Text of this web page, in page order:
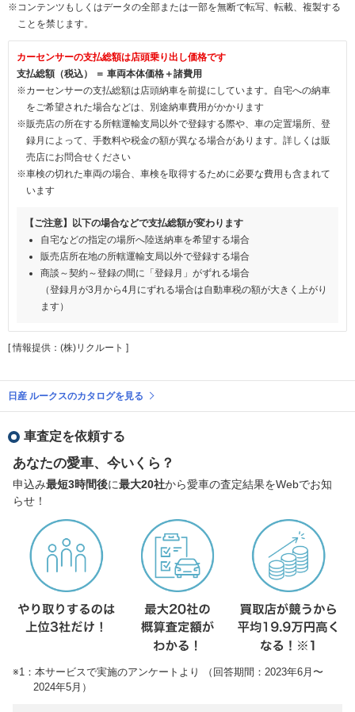
※コンテンツもしくはデータの全部または一部を無断で転写、転載、複製する
ことを禁じます。
カーセンサーの支払総額は店頭乗り出し価格です
支払総額（税込） ＝ 車両本体価格＋諸費用
※カーセンサーの支払総額は店頭納車を前提にしています。自宅への納車
をご希望された場合などは、別途納車費用がかかります
※販売店の所在する所轄運輸支局以外で登録する際や、車の定置場所、登
録月によって、手数料や税金の額が異なる場合があります。詳しくは販
売店にお問合せください
※車検の切れた車両の場合、車検を取得するために必要な費用も含まれて
います
【ご注意】以下の場合などで支払総額が変わります
自宅などの指定の場所へ陸送納車を希望する場合
販売店所在地の所轄運輸支局以外で登録する場合
商談～契約～登録の間に「登録月」がずれる場合
（登録月が3月から4月にずれる場合は自動車税の額が大きく上がり
ます）
[ 情報提供：(株)リクルート ]
日産 ルークスのカタログを見る
車査定を依頼する
あなたの愛車、今いくら？
申込み最短3時間後に最大20社から愛車の査定結果をWebでお知
らせ！
※1：本サービスで実施のアンケートより （回答期間：2023年6月〜
2024年5月）